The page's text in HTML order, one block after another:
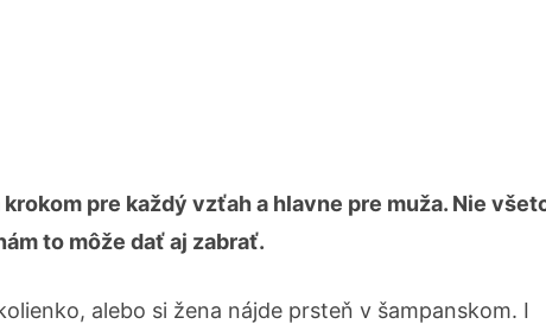
pre každý vzťah a hlavne pre muža. Nie
to môže dať aj zabrať.
alebo si žena nájde prsteň v šampanskom. I